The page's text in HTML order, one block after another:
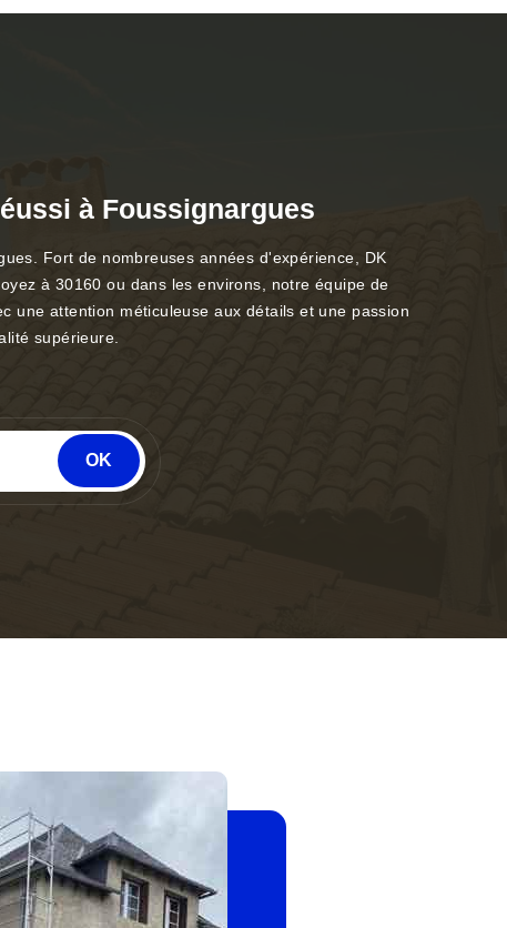
à Foussignargues
Fort de nombreuses années d'expérience, DK
à 30160 ou dans les environs, notre équipe de
une attention méticuleuse aux détails et une passion
supérieure.